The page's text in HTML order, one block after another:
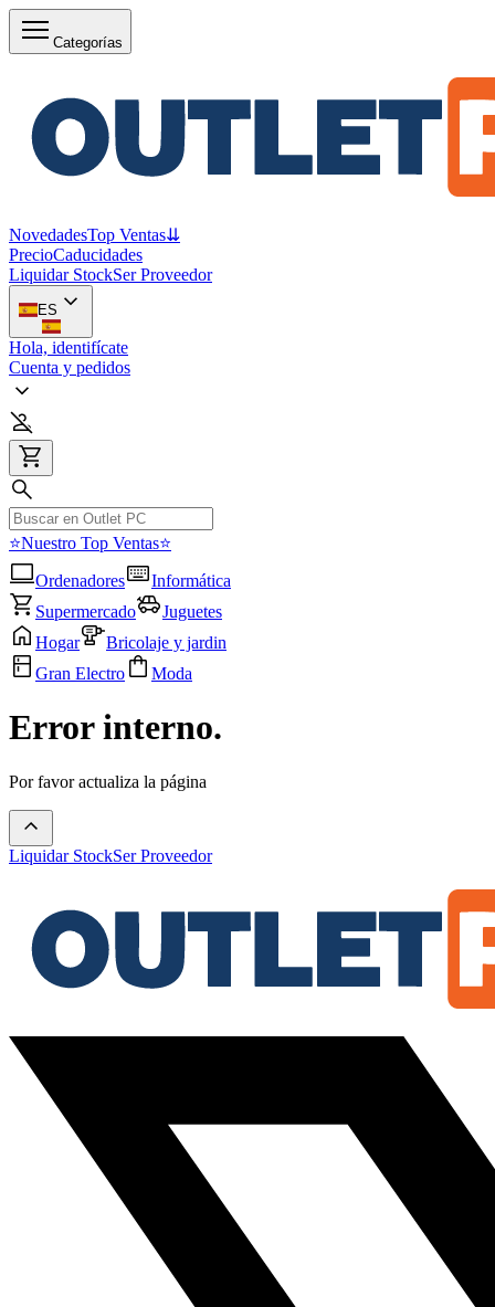
Categorías
NovedadesTop Ventas⇊
PrecioCaducidades
Liquidar StockSer Proveedor
ES
Hola, identifícate
Cuenta y pedidos
⭐Nuestro Top Ventas⭐
Ordenadores
Informática
Supermercado
Juguetes
Hogar
Bricolaje y jardin
Gran Electro
Moda
Error interno.
Por favor actualiza la página
Liquidar StockSer Proveedor